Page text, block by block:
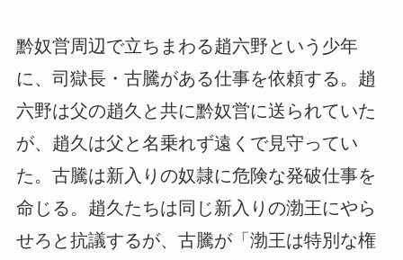
黔奴営周辺で立ちまわる趙六野という少年
に、司獄長・古騰がある仕事を依頼する。趙
六野は父の趙久と共に黔奴営に送られていた
が、趙久は父と名乗れず遠くで見守ってい
た。古騰は新入りの奴隷に危険な発破仕事を
命じる。趙久たちは同じ新入りの渤王にやら
せろと抗議するが、古騰が「渤王は特別な権